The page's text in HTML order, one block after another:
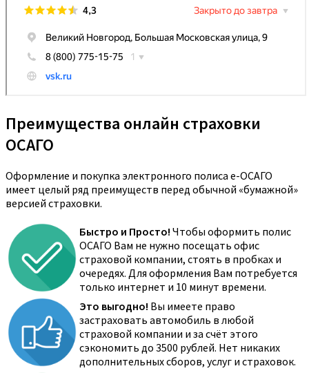
Преимущества онлайн страховки
ОСАГО
Оформление и покупка электронного полиса е-ОСАГО
имеет целый ряд преимуществ перед обычной «бумажной»
версией страховки.
Быстро и Просто! Чтобы оформить полис
ОСАГО Вам не нужно посещать офис
страховой компании, стоять в пробках и
очередях. Для оформления Вам потребуется
только интернет и 10 минут времени.
Это выгодно! Вы имеете право
застраховать автомобиль в любой
страховой компании и за счёт этого
сэкономить до 3500 рублей. Нет никаких
дополнительных сборов, услуг и страховок.